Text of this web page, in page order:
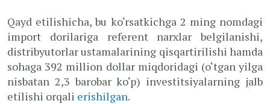
Qayd etilishicha, bu ko‘rsatkichga 2 ming nomdagi
import dorilariga referent narxlar belgilanishi,
distribyutorlar ustamalarining qisqartirilishi hamda
sohaga 392 million dollar miqdoridagi (o‘tgan yilga
nisbatan 2,3 barobar ko‘p) investitsiyalarning jalb
etilishi orqali erishilgan.